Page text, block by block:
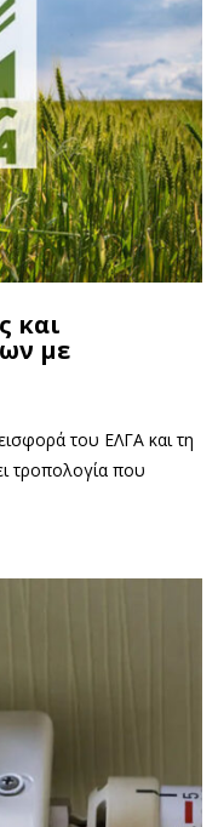
και
με
του ΕΛΓΑ και τη
τροπολογία που